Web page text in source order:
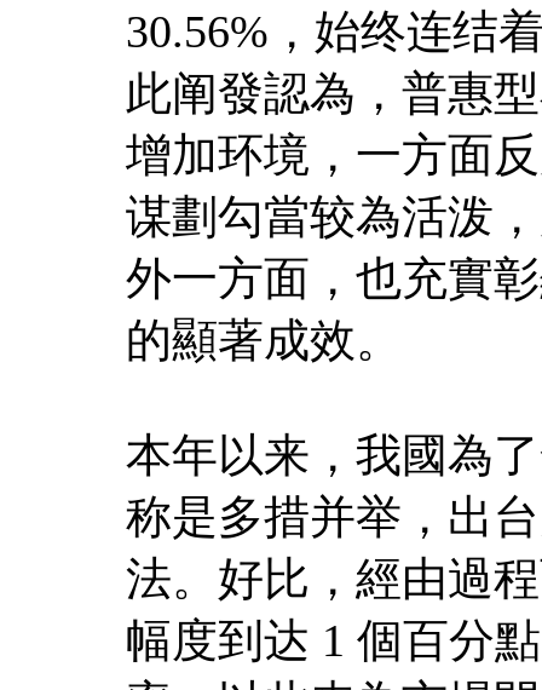
30.56%，始终连结
此阐發認為，普惠
增加环境，一方面
谋劃勾當较為活泼
外一方面，也充實
的顯著成效。
本年以来，我國為
称是多措并举，出
法。好比，經由過
幅度到达 1 個百分